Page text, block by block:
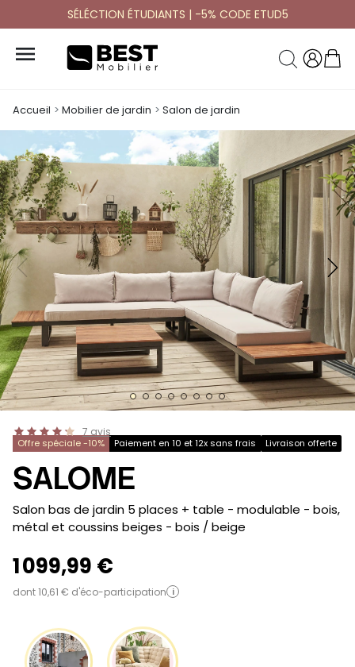
SÉLÉCTION ÉTUDIANTS | -5% CODE ETUD5

Accueil Mobilier de jardin Salon de jardin
7 avis
Offre spéciale -10% Paiement en 10 et 12x sans frais Livraison offerte
SALOME
-
Salon bas de jardin 5 places + table - modulable - bois,
métal et coussins beiges - bois / beige
1 099,99 €
dont 10,61 € d'éco-participation i